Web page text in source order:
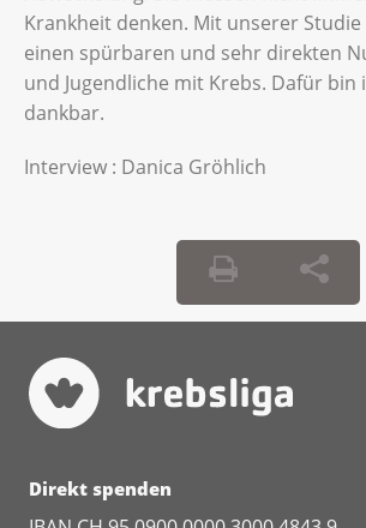
Krankheit denken. Mit unserer
einen spürbaren und sehr direkten
und Jugendliche mit Krebs. Dafür bin
dankbar.
Interview : Danica Gröhlich
Direkt spenden